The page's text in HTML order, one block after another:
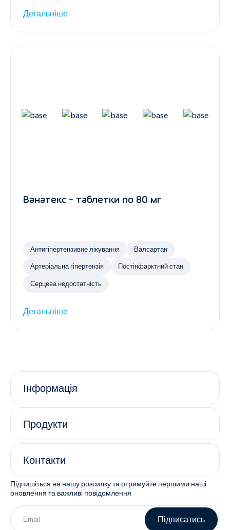
Детальніше
Ванатекс - таблетки по 80 мг
Антигіпертензивне лікування Валсартан
Артеріальна гіпертензія Постінфарктний стан
Серцева недостатність
Детальніше
Інформація
Продукти
Контакти
Підпишіться на нашу розсилку та отримуйте першими наші
оновлення та важливі повідомлення
Підписатись